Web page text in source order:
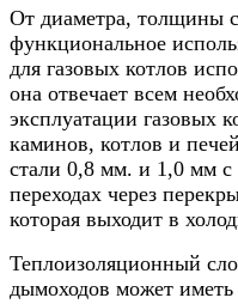
От диаметра, толщины
функциональное
для газовых котлов
она отвечает всем
эксплуатации газовых
каминов, котлов и
стали 0,8 мм. и 1,0 мм с
переходах через
которая выходит в
Теплоизоляционный
дымоходов может